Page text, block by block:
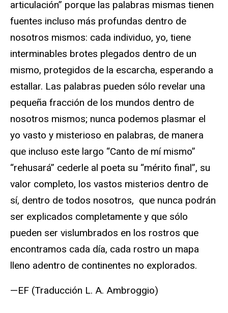
articulación” porque las palabras mismas tienen
fuentes incluso más profundas dentro de
nosotros mismos: cada individuo, yo, tiene
interminables brotes plegados dentro de un
mismo, protegidos de la escarcha, esperando a
estallar. Las palabras pueden sólo revelar una
pequeña fracción de los mundos dentro de
nosotros mismos; nunca podemos plasmar el
yo vasto y misterioso en palabras, de manera
que incluso este largo “Canto de mí mismo”
“rehusará” cederle al poeta su “mérito final”, su
valor completo, los vastos misterios dentro de
sí, dentro de todos nosotros, que nunca podrán
ser explicados completamente y que sólo
pueden ser vislumbrados en los rostros que
encontramos cada día, cada rostro un mapa
lleno adentro de continentes no explorados.
—EF (Traducción L. A. Ambroggio)